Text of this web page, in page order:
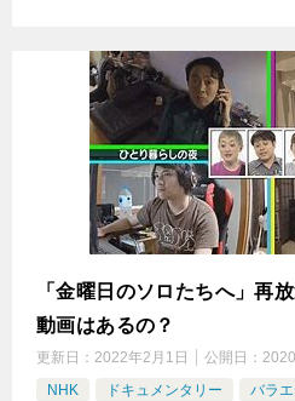
「金曜日のソロたちへ」再
動画はあるの？
更新日： 2022年2月1日 公開日：
NHK
ドキュメンタリー バラ